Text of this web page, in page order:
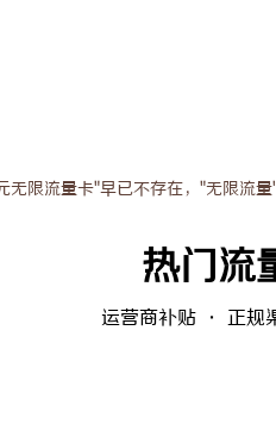
无限流量卡"早已不存在，"无限流
热门流
运营商补贴 · 正规